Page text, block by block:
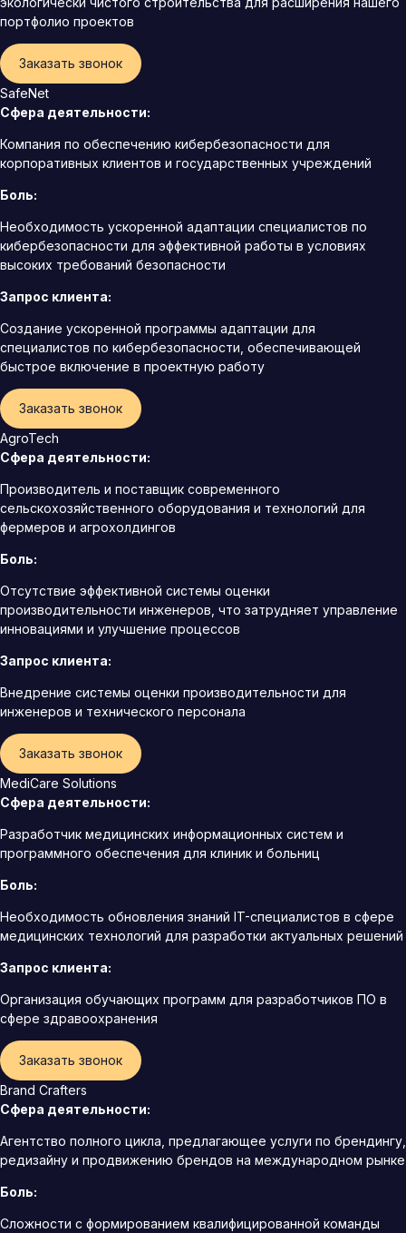
портфолио проектов
Заказать звонок
SafeNet
Сфера деятельности:
Компания по обеспечению кибербезопасности для
корпоративных клиентов и государственных учреждений
Боль:
Необходимость ускоренной адаптации специалистов по
кибербезопасности для эффективной работы в условиях
высоких требований безопасности
Запрос клиента:
Создание ускоренной программы адаптации для
специалистов по кибербезопасности, обеспечивающей
быстрое включение в проектную работу
Заказать звонок
AgroTech
Сфера деятельности:
Производитель и поставщик современного
сельскохозяйственного оборудования и технологий для
фермеров и агрохолдингов
Боль:
Отсутствие эффективной системы оценки
производительности инженеров, что затрудняет управление
инновациями и улучшение процессов
Запрос клиента:
Внедрение системы оценки производительности для
инженеров и технического персонала
Заказать звонок
MediCare Solutions
Сфера деятельности:
Разработчик медицинских информационных систем и
программного обеспечения для клиник и больниц
Боль:
Необходимость обновления знаний IT-специалистов в сфере
медицинских технологий для разработки актуальных решений
Запрос клиента:
Организация обучающих программ для разработчиков ПО в
сфере здравоохранения
Заказать звонок
Brand Crafters
Сфера деятельности:
Агентство полного цикла, предлагающее услуги по брендингу,
редизайну и продвижению брендов на международном рынке
Боль:
Сложности с формированием квалифицированной команды